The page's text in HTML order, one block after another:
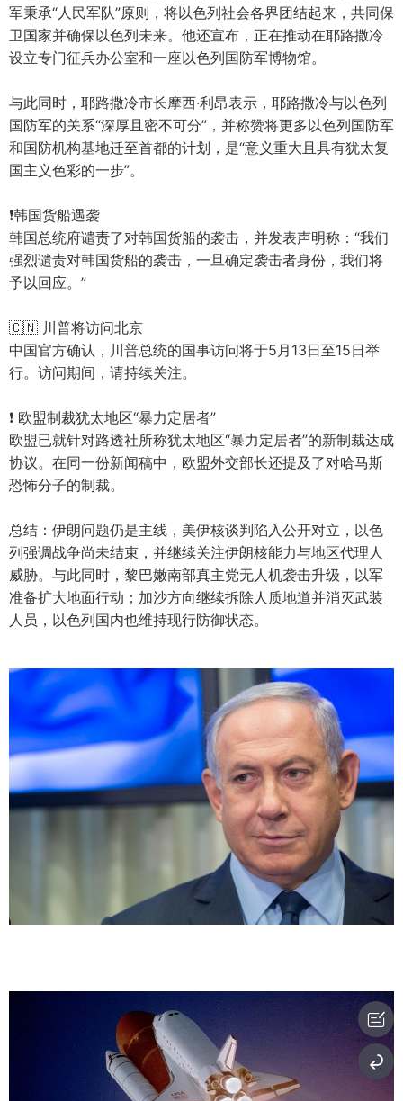
军秉承“人民军队”原则，将以色列社会各界团结起来，共同保
卫国家并确保以色列未来。他还宣布，正在推动在耶路撒冷
设立专门征兵办公室和一座以色列国防军博物馆。
与此同时，耶路撒冷市长摩西·利昂表示，耶路撒冷与以色列
国防军的关系“深厚且密不可分”，并称赞将更多以色列国防军
和国防机构基地迁至首都的计划，是“意义重大且具有犹太复
国主义色彩的一步”。
❗️韩国货船遇袭
韩国总统府谴责了对韩国货船的袭击，并发表声明称：“我们
强烈谴责对韩国货船的袭击，一旦确定袭击者身份，我们将
予以回应。”
🇨🇳 川普将访问北京
中国官方确认，川普总统的国事访问将于5月13日至15日举
行。访问期间，请持续关注。
❗️ 欧盟制裁犹太地区“暴力定居者”
欧盟已就针对路透社所称犹太地区“暴力定居者”的新制裁达成
协议。在同一份新闻稿中，欧盟外交部长还提及了对哈马斯
恐怖分子的制裁。
总结：伊朗问题仍是主线，美伊核谈判陷入公开对立，以色
列强调战争尚未结束，并继续关注伊朗核能力与地区代理人
威胁。与此同时，黎巴嫩南部真主党无人机袭击升级，以军
准备扩大地面行动；加沙方向继续拆除人质地道并消灭武装
人员，以色列国内也维持现行防御状态。